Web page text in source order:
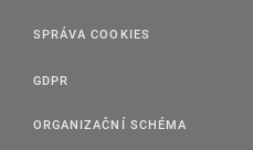
SPRÁVA COOKIES
GDPR
ORGANIZAČNÍ SCHÉMA